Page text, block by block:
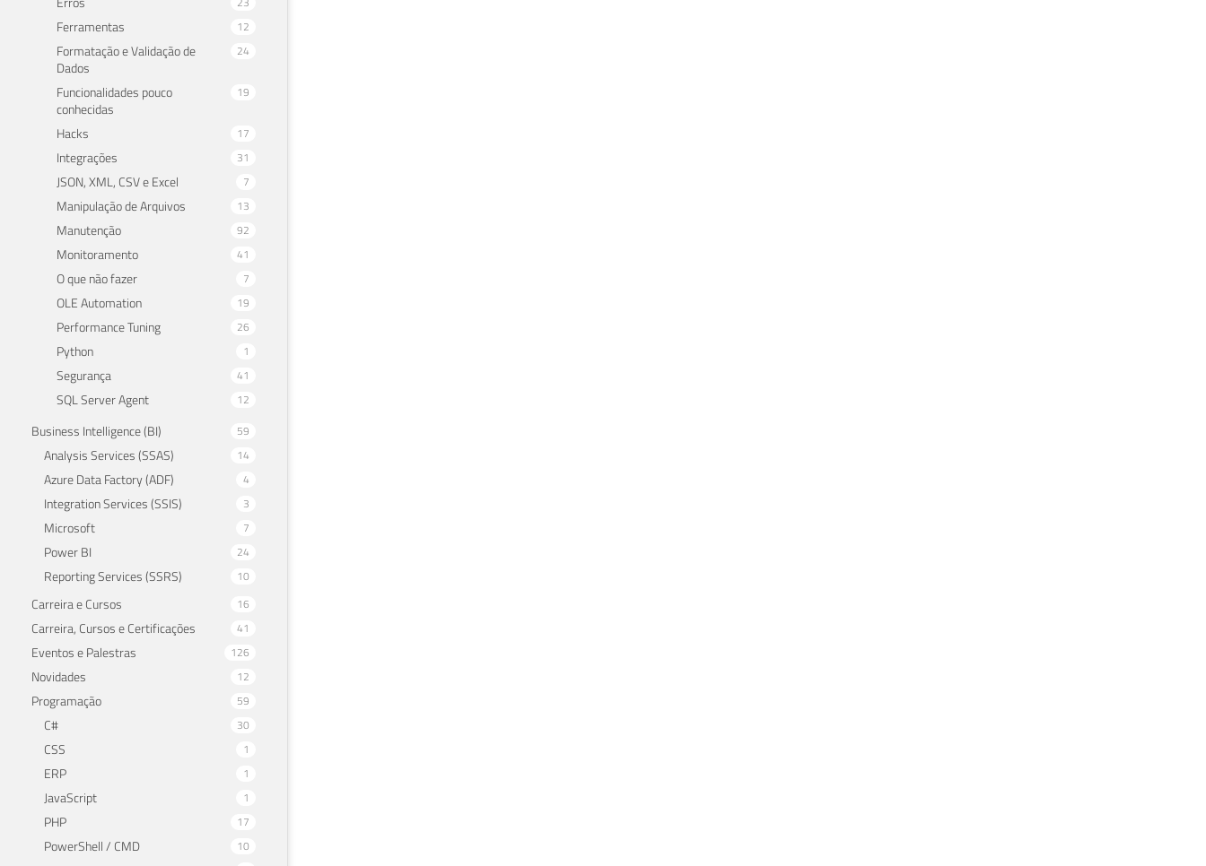
Ferramentas 12
Formatação e Validação de
Dados
24
Funcionalidades pouco
conhecidas
19
Hacks 17
Integrações 31
JSON, XML, CSV e Excel 7
Manipulação de Arquivos 13
Manutenção 92
Monitoramento 41
O que não fazer 7
OLE Automation 19
Performance Tuning 26
Python 1
Segurança 41
SQL Server Agent 12
Business Intelligence (BI) 59
Analysis Services (SSAS) 14
Azure Data Factory (ADF) 4
Integration Services (SSIS) 3
Microsoft 7
Power BI 24
Reporting Services (SSRS) 10
Carreira e Cursos 16
Carreira, Cursos e Certificações 41
Eventos e Palestras 126
Novidades 12
Programação 59
C# 30
CSS 1
ERP 1
JavaScript 1
PHP 17
PowerShell / CMD 10